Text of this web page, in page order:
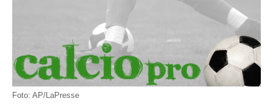
Foto: AP/LaPresse